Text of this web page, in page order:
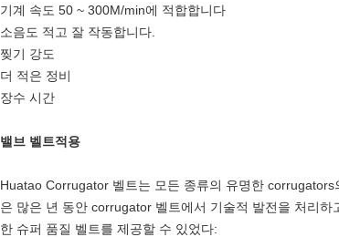
기계 속도 50 ~ 300M/min에 적합합니다
소음도 적고 잘 작동합니다.
찢기 강도
더 적은 정비
장수 시간
밸브 벨트적용
Huatao Corrugator 벨트는 모든 종류의 유명한
은 많은 년 동안 corrugator 벨트에서 기술적 발전을 처리
한 슈퍼 품질 벨트를 제공할 수 있었다: